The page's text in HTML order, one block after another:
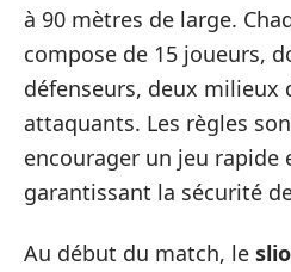
à 90 mètres de large.
compose de 15 joueurs,
défenseurs, deux milieux
attaquants. Les règles
encourager un jeu
garantissant la sécurité
Au début du match, le